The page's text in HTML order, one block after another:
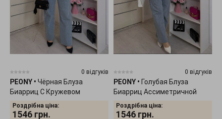
0 відгуків
PEONY • Чёрная Блуза
Биарриц С Кружевом
1905261
Роздрібна ціна:
1546 грн.
0 відгуків
PEONY • Голубая Блуза
Биарриц Ассиметричной
Длины 1905263
Роздрібна ціна:
1546 грн.